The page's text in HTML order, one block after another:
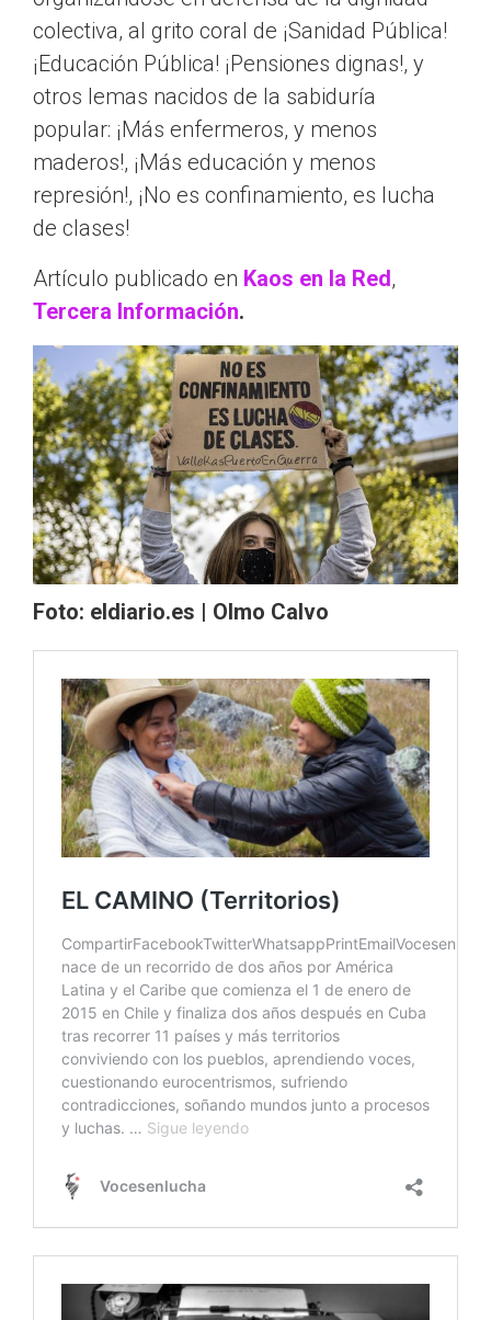
colectiva, al grito coral de ¡Sanidad Pública!
¡Educación Pública! ¡Pensiones dignas!, y
otros lemas nacidos de la sabiduría
popular: ¡Más enfermeros, y menos
maderos!, ¡Más educación y menos
represión!, ¡No es confinamiento, es lucha
de clases!
Artículo publicado en Kaos en la Red,
Tercera Información.
Foto: eldiario.es | Olmo Calvo